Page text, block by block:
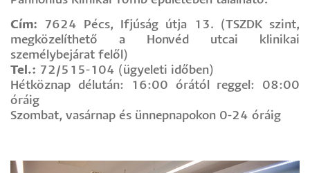
Cím: 7624 Pécs, Ifjúság útja 13. (TSZDK szint,
megközelíthető a Honvéd utcai klinikai
személybejárat felől)
Tel.: 72/515-104 (ügyeleti időben)
Hétköznap délután: 16:00 órától reggel: 08:00
óráig
Szombat, vasárnap és ünnepnapokon 0-24 óráig